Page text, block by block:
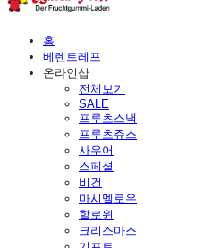
홈
베렌트레프
온라인샵
전체보기
SALE
프루츠스낵
프루츠쥬스
사우어
스페셜
비건
마시멜로우
할로윈
크리스마스